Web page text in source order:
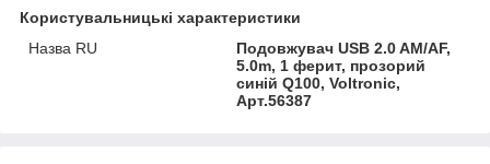
Користувальницькі характеристики
Назва RU
Подовжувач USB 2.0 AM/AF,
5.0m, 1 ферит, прозорий
синій Q100, Voltronic,
Арт.56387